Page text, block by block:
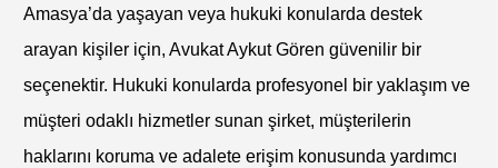
Amasya’da yaşayan veya hukuki konularda destek
arayan kişiler için, Avukat Aykut Gören güvenilir bir
seçenektir. Hukuki konularda profesyonel bir yaklaşım ve
müşteri odaklı hizmetler sunan şirket, müşterilerin
haklarını koruma ve adalete erişim konusunda yardımcı